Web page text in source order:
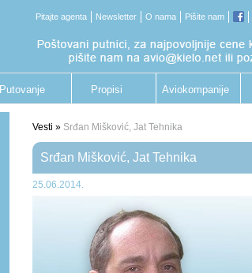
Pitajte agenta Newsletter O nama Pišite nam
Putovanje Propisi Aviokompanije
Vesti » Srđan Mišković, Jat Tehnika
Srđan Mišković, Jat Tehnika
25.06.2014.